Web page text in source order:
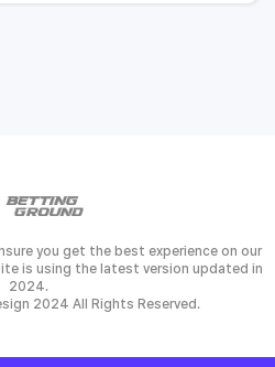
you get the best experience on our
is using the latest version updated in
2024.
2024 All Rights Reserved.